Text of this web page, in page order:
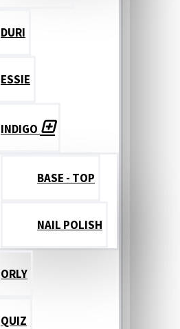
DURI
ESSIE
INDIGO
BASE - TOP
NAIL POLISH
ORLY
QUIZ